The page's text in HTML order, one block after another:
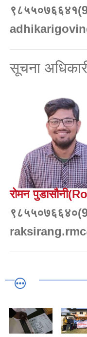
सूचना
रोमन